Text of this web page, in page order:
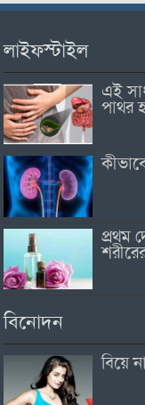
লাইফস্টাইল
এই
পাথর
প্রথম
বিনোদন
বিয়ে